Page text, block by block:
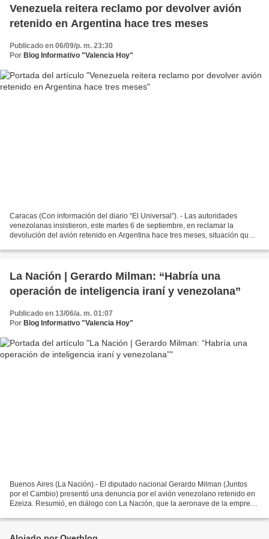
Venezuela reitera reclamo por devolver avión
retenido en Argentina hace tres meses
Publicado en 06/09/p. m. 23:30
Por Blog Informativo "Valencia Hoy"
Caracas (Con información del diario “El Universal”). - Las autoridades
venezolanas insistieron, este martes 6 de septiembre, en reclamar la
devolución del avión retenido en Argentina hace tres meses, situación que
La Nación | Gerardo Milman: “Habría una
operación de inteligencia iraní y venezolana”
Publicado en 13/06/a. m. 01:07
Por Blog Informativo "Valencia Hoy"
Buenos Aires (La Nación).- El diputado nacional Gerardo Milman (Juntos
por el Cambio) presentó una denuncia por el avión venezolano retenido en
Ezeiza. Resumió, en diálogo con La Nación, que la aeronave de la empresa